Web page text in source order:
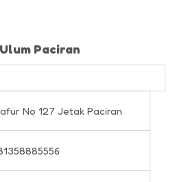
Paciran
No 127 Jetak Paciran